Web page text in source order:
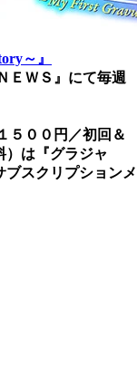
～』
ＥＷＳ』にて毎週
５００円／初回＆
は『グラジャ
スクリプションメ